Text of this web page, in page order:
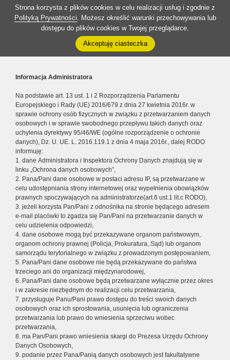
Strona korzysta z plików cookies w celu realizacji usług i zgodnie z
Polityką Prywatności. Możesz określić warunki przechowywania lub
dostępu do plików cookies w Twojej przeglądarce.
Akceptuję ciasteczka
Informacja Administratora
Na podstawie art. 13 ust. 1 i 2 Rozporządzenia Parlamentu
Europejskiego i Rady (UE) 2016/679 z dnia 27 kwietnia 2016r. w
sprawie ochrony osób fizycznych w związku z przetwarzaniem danych
osobowych i w sprawie swobodnego przepływu takich danych oraz
uchylenia dyrektywy 95/46/WE (ogólne rozporządzenie o ochronie
danych), Dz. U. UE. L. 2016.119.1 z dnia 4 maja 2016r., dalej RODO
informuję:
1. dane Administratora i Inspektora Ochrony Danych znajdują się w
linku „Ochrona danych osobowych”,
2. Pana/Pani dane osobowe w postaci adresu IP, są przetwarzane w
celu udostępniania strony internetowej oraz wypełnienia obowiązków
prawnych spoczywających na administratorze(art.6 ust.1 lit.c RODO),
3. jeżeli korzysta Pan/Pani z odnośnika na stronie będącego adresem
e-mail placówki to zgadza się Pan/Pani na przetwarzanie danych w
celu udzielenia odpowiedzi,
4. dane osobowe mogą być przekazywane organom państwowym,
organom ochrony prawnej (Policja, Prokuratura, Sąd) lub organom
samorządu terytorialnego w związku z prowadzonym postępowaniem,
5. Pana/Pani dane osobowe nie będą przekazywane do państwa
trzeciego ani do organizacji międzynarodowej,
6. Pana/Pani dane osobowe będą przetwarzane wyłącznie przez okres
i w zakresie niezbędnym do realizacji celu przetwarzania,
7. przysługuje Panu/Pani prawo dostępu do treści swoich danych
osobowych oraz ich sprostowania, usunięcia lub ograniczenia
przetwarzania lub prawo do wniesienia sprzeciwu wobec
przetwarzania,
8. ma Pan/Pani prawo wniesienia skargi do Prezesa Urzędu Ochrony
Danych Osobowych,
9. podanie przez Pana/Panią danych osobowych jest fakultatywne